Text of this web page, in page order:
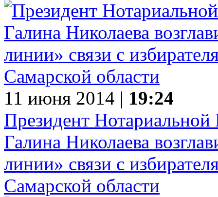
11 июня 2014 | 19:24
Президент
Галина Николаева
линии» связи с
Самарской области